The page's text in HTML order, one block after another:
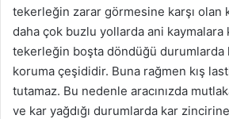
tekerleğin zarar görmesine karşı olan
daha çok buzlu yollarda ani kaymalara
tekerleğin boşta döndüğü durumlarda
koruma çeşididir. Buna rağmen kış
tutamaz. Bu nedenle aracınızda
ve kar yağdığı durumlarda kar